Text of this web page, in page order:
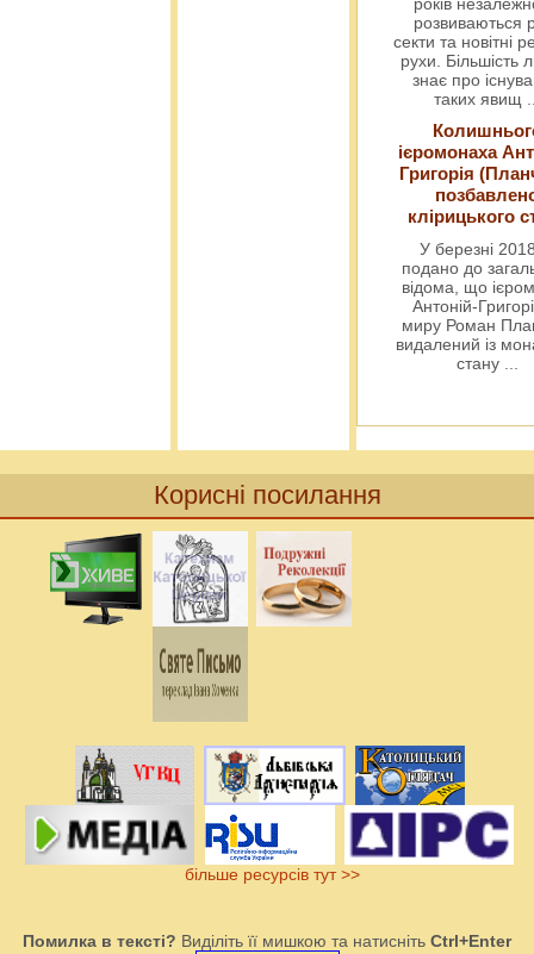
років
розвиваються
секти та новітні
рухи. Більшість
знає про
таких явищ
ієромонаха
Григорія
клірицького
У березні
подано до
відома, що
Антоній-
миру Роман
видалений із
стану ...
Корисні посилання
більше ресурсів тут >>
Помилка в тексті? Виділіть її мишкою та натисніть Ctrl+Enter